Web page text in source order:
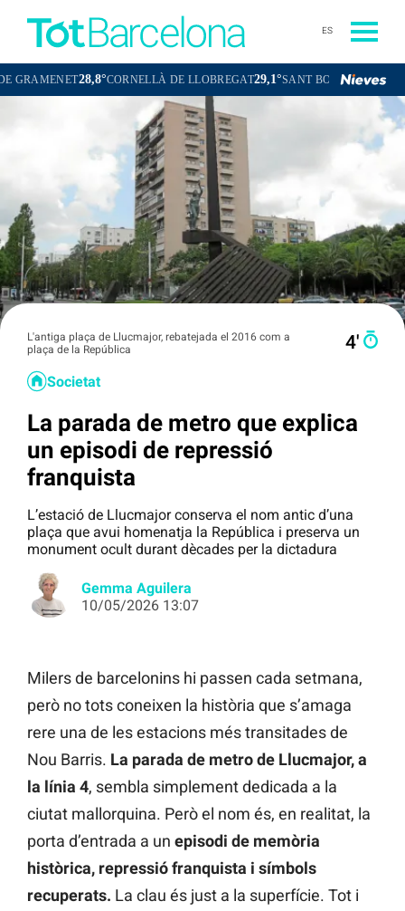
ES
28,8°CORNELLÀ DE LLOBREGAT29,1°SANT BOI DE LLOBREGAT28,5°
L'antiga plaça de Llucmajor, rebatejada el 2016 com a
plaça de la República
4′
Societat
La parada de metro que explica
un episodi de repressió
franquista
L’estació de Llucmajor conserva el nom antic d’una
plaça que avui homenatja la República i preserva un
monument ocult durant dècades per la dictadura
Gemma Aguilera
10/05/2026 13:07
Milers de barcelonins hi passen cada setmana,
però no tots coneixen la història que s’amaga
rere una de les estacions més transitades de
Nou Barris. La parada de metro de Llucmajor, a
la línia 4, sembla simplement dedicada a la
ciutat mallorquina. Però el nom és, en realitat, la
porta d’entrada a un episodi de memòria
històrica, repressió franquista i símbols
recuperats. La clau és just a la superfície. Tot i